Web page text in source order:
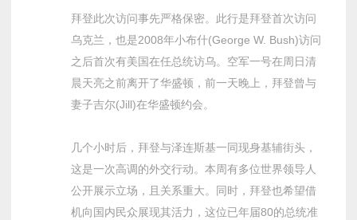
拜登此次访问事先严格保密。此行是拜登首次访问
乌克兰，也是2008年小布什(George W. Bush)访问
之后首次有美国在任总统访乌。空军一号在周日清
晨天亮之前离开了华盛顿，前一天晚上，拜登曾与
妻子吉尔(Jill)在华盛顿约会。
几个小时后，拜登与泽连斯基一同现身基辅街头，
这是一次高调的外交行动。本周有多位世界领导人
公开展示立场，且关系重大。同时，拜登也希望借
机向国内民众展现其活力，这位已年届80的总统准